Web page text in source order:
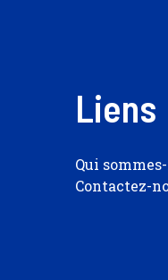
Liens
Qui
Contactez-